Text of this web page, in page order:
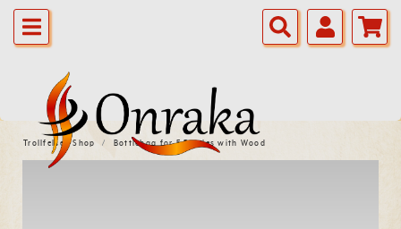
Trollfelsen Shop Bottlebag for 5 Bottles with Wood